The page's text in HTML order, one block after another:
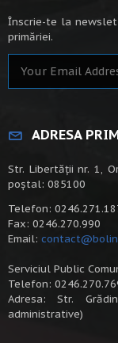
Înscrie-te la
primăriei.
ADRESA
Str. Libertății nr. 1,
poștal: 085100
Telefon:
Fax: 0246.270.990
Email:
Serviciul Public
Telefon:
Adresa: Str.
administrative)